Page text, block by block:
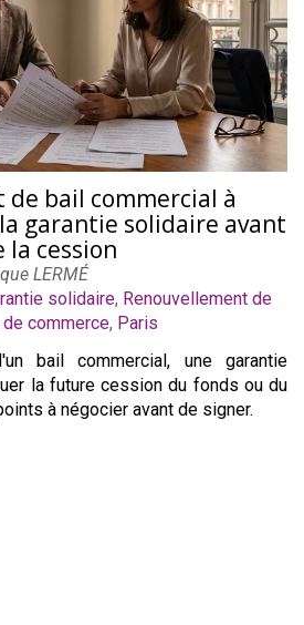
de bail commercial à
garantie solidaire avant
cession
LERMÉ
solidaire, Renouvellement de
commerce, Paris
bail commercial, une garantie
la future cession du fonds ou du
à négocier avant de signer.